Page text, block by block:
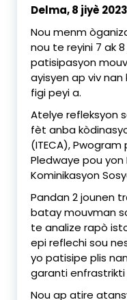
Delma, 8 jiyè 2023
Nou menm
nou te reyini 7 ak
patisipasyon
ayisyen ap viv
figi peyi a.
Atelye refleksyon
fèt anba
(ITECA),
Pledwaye pou
Kominikasyon
Pandan 2 jounen
batay mouvman
te analize rapò
epi reflechi sou
yo patisipe plis
garanti
Nou ap atire